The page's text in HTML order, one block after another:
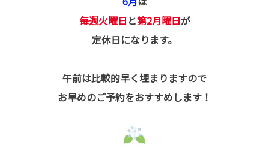
毎週火曜日 と第2月曜日が
定休日になります。
午前は比較的早く埋まりますので
お早めのご予約をおすすめします！